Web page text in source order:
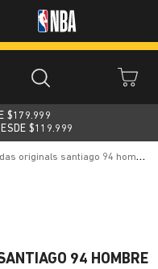
$179.999
$119.999
originals santiago 94 hombre
94 HOMBRE